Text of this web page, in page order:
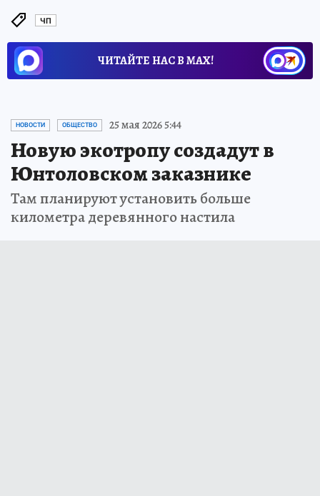
ЧП
ЧИТАЙТЕ НАС В МАХ!
НОВОСТИ ОБЩЕСТВО 25 мая 2026 5:44
Новую экотропу создадут в
Юнтоловском заказнике
Там планируют установить больше
километра деревянного настила